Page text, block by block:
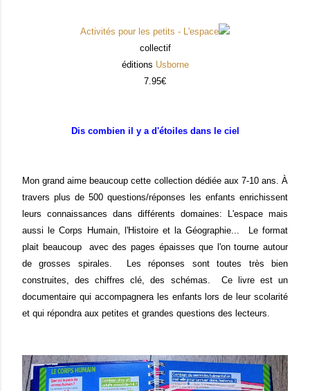
Activités pour les petits - L'espace
collectif
éditions Usborne
7.95€
Dis combien il y a d'étoiles dans le ciel
Mon grand aime beaucoup cette collection dédiée aux 7-10 ans. À
travers plus de 500 questions/réponses les enfants enrichissent
leurs connaissances dans différents domaines: L'espace mais
aussi le Corps Humain, l'Histoire et la Géographie... Le format
plait beaucoup avec des pages épaisses que l'on tourne autour
de grosses spirales. Les réponses sont toutes très bien
construites, des chiffres clé, des schémas. Ce livre est un
documentaire qui accompagnera les enfants lors de leur scolarité
et qui répondra aux petites et grandes questions des lecteurs.